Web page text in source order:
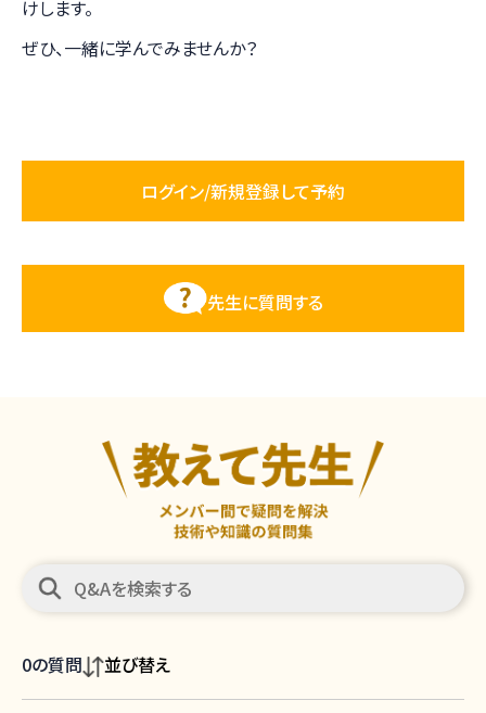
けします。
ぜひ、一緒に学んでみませんか？
ログイン/新規登録して予約
先生に質問する
0の質問 並び替え